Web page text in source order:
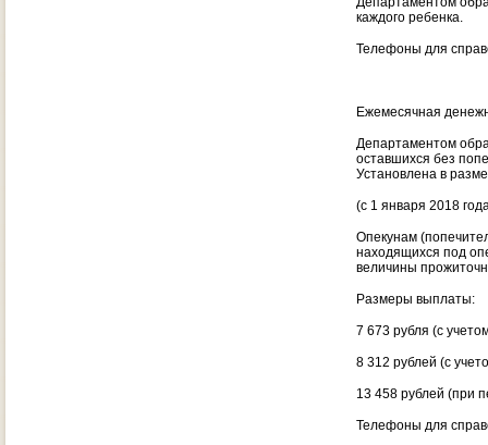
каждого ребенка.
Телефоны для
Ежемесячная
Департаментом
оставшихся без
Установлена в
(с 1 января 2018
Опекунам
находящихся под
величины
Размеры выплаты:
7 673 рубля (с
8 312 рублей (с
13 458 рублей (при
Телефоны для